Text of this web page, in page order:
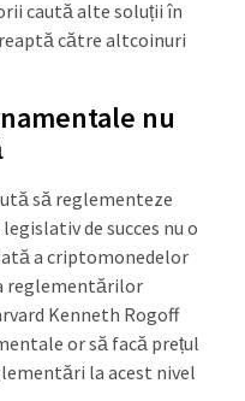
caută alte soluții în
către altcoinuri
nu
să reglementeze
de succes nu o
a criptomonedelor
reglementărilor
Kenneth Rogoff
or să facă prețul
la acest nivel